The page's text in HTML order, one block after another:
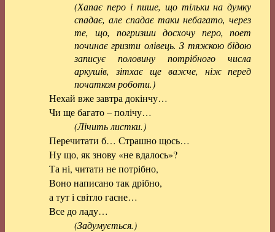
(Хапає перо і пише, що тільки на думку
спадає, але спадає таки небагато, через
те, що, погризши досхочу перо, поет
починає гризти олівець. З тяжкою бідою
записує половину потрібного числа
аркушів, зітхає ще важче, ніж перед
початком роботи.)
Нехай вже завтра докінчу…
Чи ще багато – полічу…
(Лічить листки.)
Перечитати б… Страшно щось…
Ну що, як знову «не вдалось»?
Та ні, читати не потрібно,
Воно написано так дрібно,
а тут і світло гасне…
Все до ладу…
(Задумується.)